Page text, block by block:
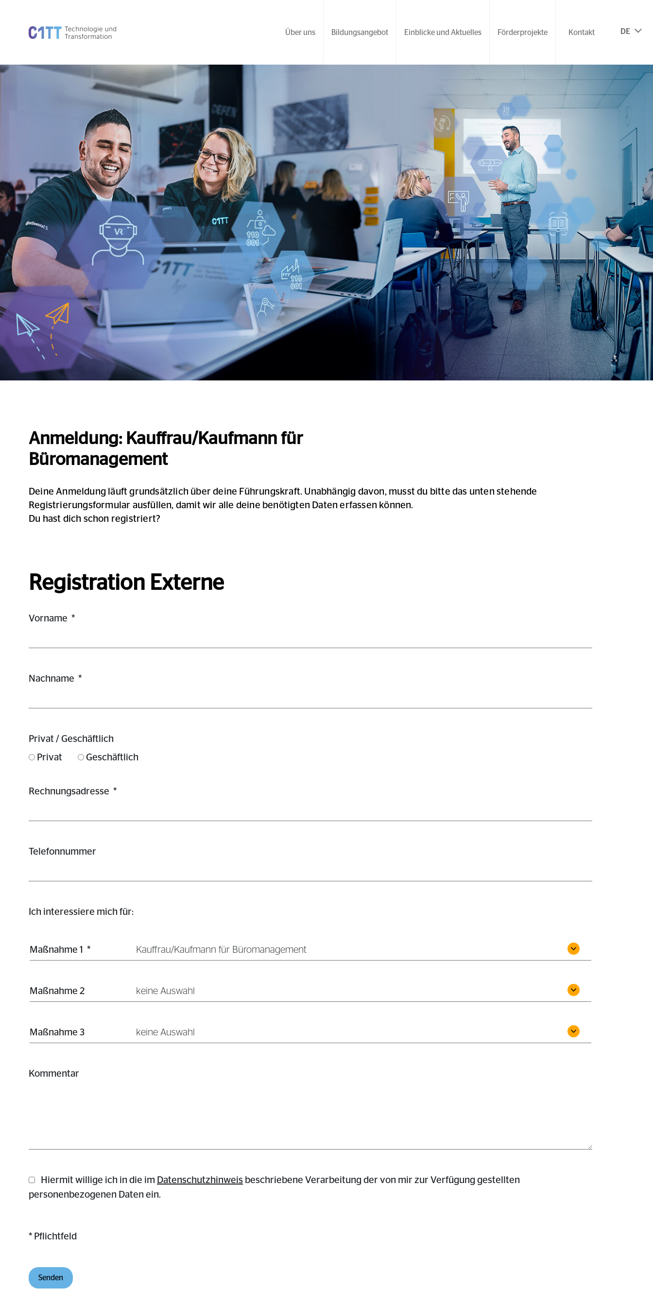
Über uns Bildungsangebot Einblicke und Aktuelles Förderprojekte Kontakt DE
Anmeldung: Kauffrau/Kaufmann für
Büromanagement
Deine Anmeldung läuft grundsätzlich über deine Führungskraft. Unabhängig davon, musst du bitte das unten stehende
Registrierungsformular ausfüllen, damit wir alle deine benötigten Daten erfassen können.
Du hast dich schon registriert?
Registration Externe
Vorname *
Nachname *
Privat / Geschäftlich
Privat
Geschäftlich
Rechnungsadresse *
Telefonnummer
Ich interessiere mich für:
Maßnahme 1 * Kauffrau/Kaufmann für Büromanagement
Maßnahme 2 keine Auswahl
Maßnahme 3 keine Auswahl
Kommentar
Hiermit willige ich in die im Daten­schutz­hinweis beschriebene Verarbeitung der von mir zur Verfügung gestellten
personenbezogenen Daten ein.
* Pflichtfeld